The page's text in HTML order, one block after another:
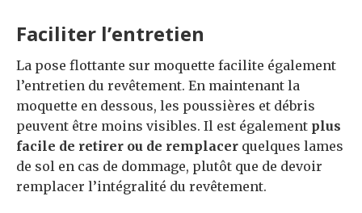
Faciliter l’entretien
La pose flottante sur moquette facilite également
l’entretien du revêtement. En maintenant la
moquette en dessous, les poussières et débris
peuvent être moins visibles. Il est également plus
facile de retirer ou de remplacer quelques lames
de sol en cas de dommage, plutôt que de devoir
remplacer l’intégralité du revêtement.